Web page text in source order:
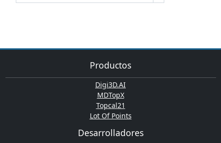
Productos
Digi3D.AI
MDTopX
Topcal21
Lot Of Points
Desarrolladores